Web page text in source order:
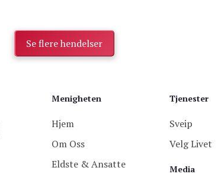
Se flere hendelser
Menigheten
Hjem
Om Oss
Eldste & Ansatte
Tjenester
Sveip
Velg Livet
Media